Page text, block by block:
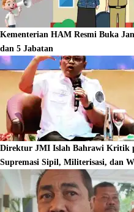
Kementerian HAM Resmi Buka
dan 5 Jabatan
Direktur JMI Islah Bahrawi Kritik
Supremasi Sipil, Militerisasi, dan